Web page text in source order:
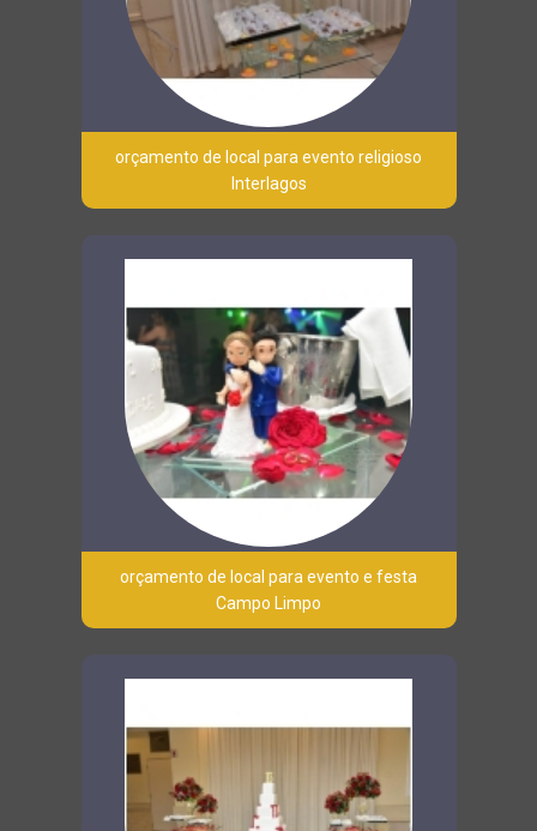
orçamento de local para evento religioso
Interlagos
orçamento de local para evento e festa
Campo Limpo